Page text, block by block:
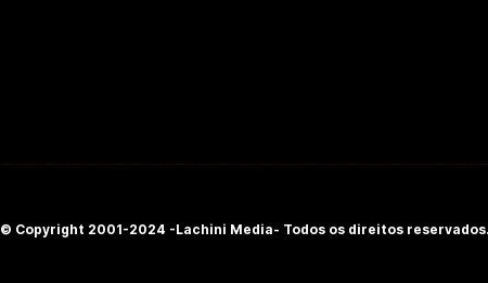
© Copyright 2001-2024 -Lachini Media- Todos os direitos